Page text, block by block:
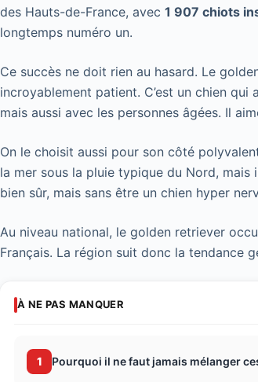
des Hauts-de-France, avec 1 907 chiots
longtemps numéro un.
Ce succès ne doit rien au hasard. Le
incroyablement patient. C’est un chien qui
mais aussi avec les personnes âgées. Il
On le choisit aussi pour son côté
la mer sous la pluie typique du Nord, mais
bien sûr, mais sans être un chien hyper
Au niveau national, le golden retriever
Français. La région suit donc la tendance
À NE PAS MANQUER
1 Pourquoi il ne faut jamais mélanger